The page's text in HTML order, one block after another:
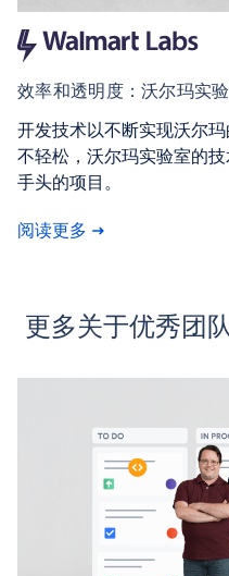
效率和透明度：沃尔玛实验
开发技术以不断实现沃尔
不轻松，沃尔玛实验室的
手头的项目。
阅读更多
更多关于优秀团